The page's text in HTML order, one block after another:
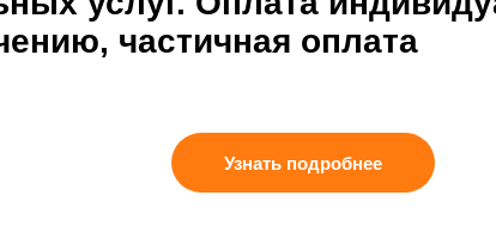
частичная оплата
Узнать подробнее